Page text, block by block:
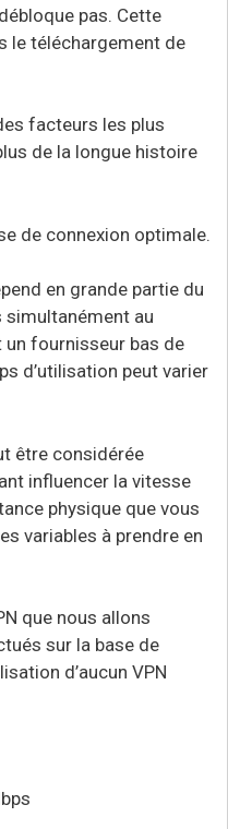
pas. Cette
le téléchargement de
facteurs les plus
de la longue histoire
en grande partie du
simultanément au
un fournisseur bas de
d’utilisation peut varier
être considérée
influencer la vitesse
physique que vous
variables à prendre en
que nous allons
sur la base de
d’aucun VPN